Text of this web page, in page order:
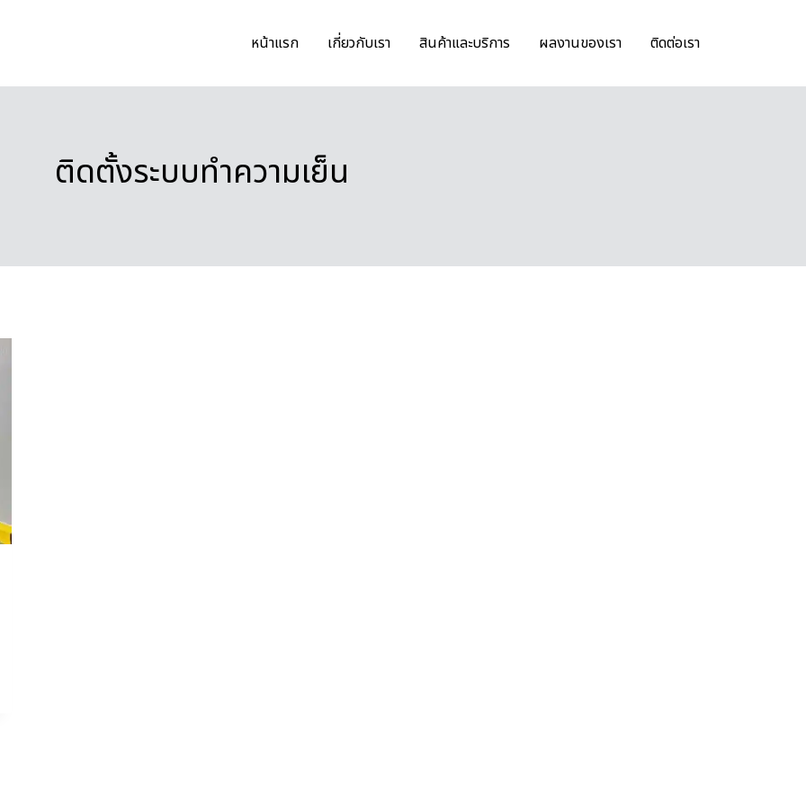
หน้าแรก เกี่ยวกับเรา สินค้าและบริการ ผลงานของเรา ติดต่อเรา
ติดตั้งระบบทำความเย็น